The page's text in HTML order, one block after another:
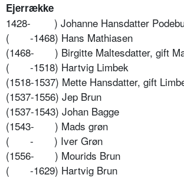
Ejerrække
1428-
) Johanne Hansdatter
(
-1468) Hans Mathiasen
(1468-
) Birgitte Maltesdatter, gift
(
-1518) Hartvig Limbek
(1518-1537) Mette Hansdatter, gift
(1537-1556) Jep Brun
(1537-1543) Johan Bagge
(1543-
) Mads grøn
(
-
) Iver Grøn
(1556-
) Mourids Brun
(
-1629) Hartvig Brun